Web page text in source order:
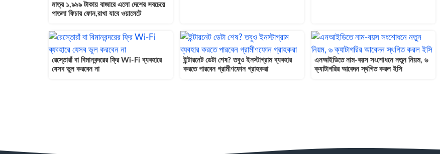
মাত্র ১,৯৯৯ টাকায় বাজারে এলো দেশের সবচেয়ে
পাতলা ফিচার ফোন,রাখা যাবে ওয়ালেটে
রেস্তোরাঁ বা বিমানবন্দরের ফ্রি Wi-Fi ব্যবহারে
যেসব ভুল করবেন না
ইন্টারনেট ডেটা শেষ? তবুও ইনস্টাগ্রাম ব্যবহার
করতে পারবেন গ্রামীণফোন গ্রাহকরা
এনআইডিতে নাম-বয়স সংশোধনে নতুন নিয়ম, ৬
ক্যাটাগরির আবেদন স্থগিত করল ইসি